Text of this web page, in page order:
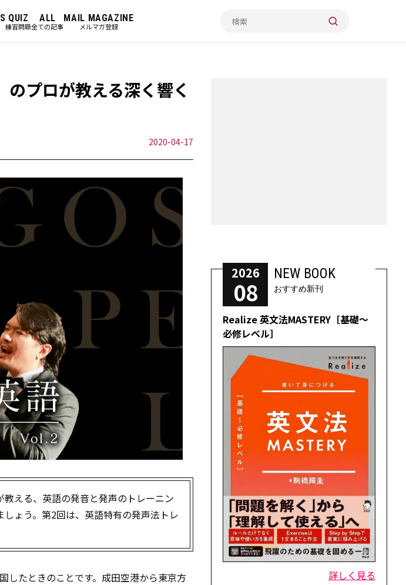
QUIZ
練習問題
ALL
全ての記事
MAIL MAGAZINE
メルマガ登録
プロが教える深く響く
2020-04-17
える、英語の発音と発声のトレーニン
ょう。第2回は、英語特有の発声法トレ
したときのことです。成田空港から東京方
2026
08
NEW BOOK
おすすめ新刊
Realize 英文法MASTERY［基礎～
必修レベル］
詳しく見る